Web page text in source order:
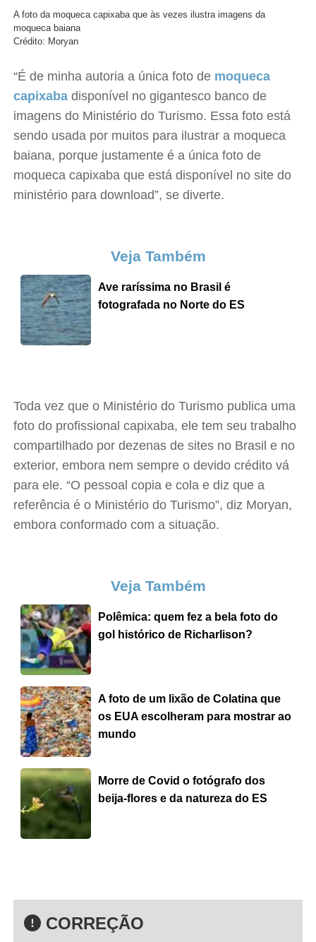
A foto da moqueca capixaba que às vezes ilustra imagens da
moqueca baiana
Crédito: Moryan
“É de minha autoria a única foto de moqueca
capixaba disponível no gigantesco banco de
imagens do Ministério do Turismo. Essa foto está
sendo usada por muitos para ilustrar a moqueca
baiana, porque justamente é a única foto de
moqueca capixaba que está disponível no site do
ministério para download”, se diverte.
Veja Também
Ave raríssima no Brasil é
fotografada no Norte do ES
Toda vez que o Ministério do Turismo publica uma
foto do profissional capixaba, ele tem seu trabalho
compartilhado por dezenas de sites no Brasil e no
exterior, embora nem sempre o devido crédito vá
para ele. “O pessoal copia e cola e diz que a
referência é o Ministério do Turismo”, diz Moryan,
embora conformado com a situação.
Veja Também
Polêmica: quem fez a bela foto do
gol histórico de Richarlison?
A foto de um lixão de Colatina que
os EUA escolheram para mostrar ao
mundo
Morre de Covid o fotógrafo dos
beija-flores e da natureza do ES
CORREÇÃO